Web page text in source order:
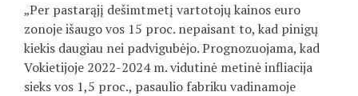
„Per pastarąjį dešimtmetį vartotojų kainos euro
zonoje išaugo vos 15 proc. nepaisant to, kad pinigų
kiekis daugiau nei padvigubėjo. Prognozuojama, kad
Vokietijoje 2022-2024 m. vidutinė metinė infliacija
sieks vos 1,5 proc., pasaulio fabriku vadinamoje